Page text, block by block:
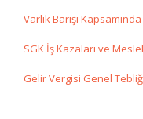
Varlık Barışı
SGK İş Kazaları ve
Gelir Vergisi Genel